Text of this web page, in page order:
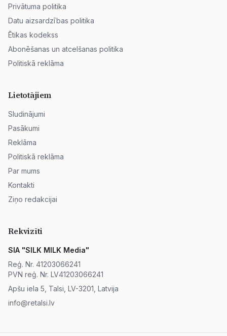
Privātuma politika
Datu aizsardzības politika
Ētikas kodekss
Abonēšanas un atcelšanas politika
Politiskā reklāma
Lietotājiem
Sludinājumi
Pasākumi
Reklāma
Politiskā reklāma
Par mums
Kontakti
Ziņo redakcijai
Rekvizīti
SIA "SILK MILK Media"
Reģ. Nr. 41203066241
PVN reģ. Nr. LV41203066241
Apšu iela 5, Talsi, LV-3201, Latvija
info@retalsi.lv